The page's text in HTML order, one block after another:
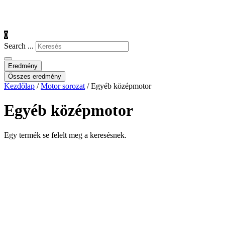
0
Search ...
Eredmény
Összes eredmény
Kezdőlap /Motor sorozat / Egyéb középmotor
Egyéb középmotor
Egy termék se felelt meg a keresésnek.